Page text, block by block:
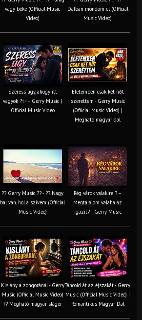
vagy béke (Official Music
Video)
Dalban mondom el (Official
Music Video)
Szeress úgy, ahogy itt
vagyok ?✨ – Gerry Music |
Official Music Video
Életemben csak két nőt
szerettem - Gerry Music
(Official Music Video) |
Megható magyar dal
?? Gerry Music ?? - ?? Nagy
baj van, hol a szívem (Official
Music Video)
Rég várok valakire ? –
Megtalálom valaha az
igazit? | Gerry Music
Kislány a zongoránál - Gerry
Music (Official Music Video)
?? Megható magyar sláger
Táncold át az éjszakát - Gerry
Music (Official Music Video) |
Romantikus Magyar Dal